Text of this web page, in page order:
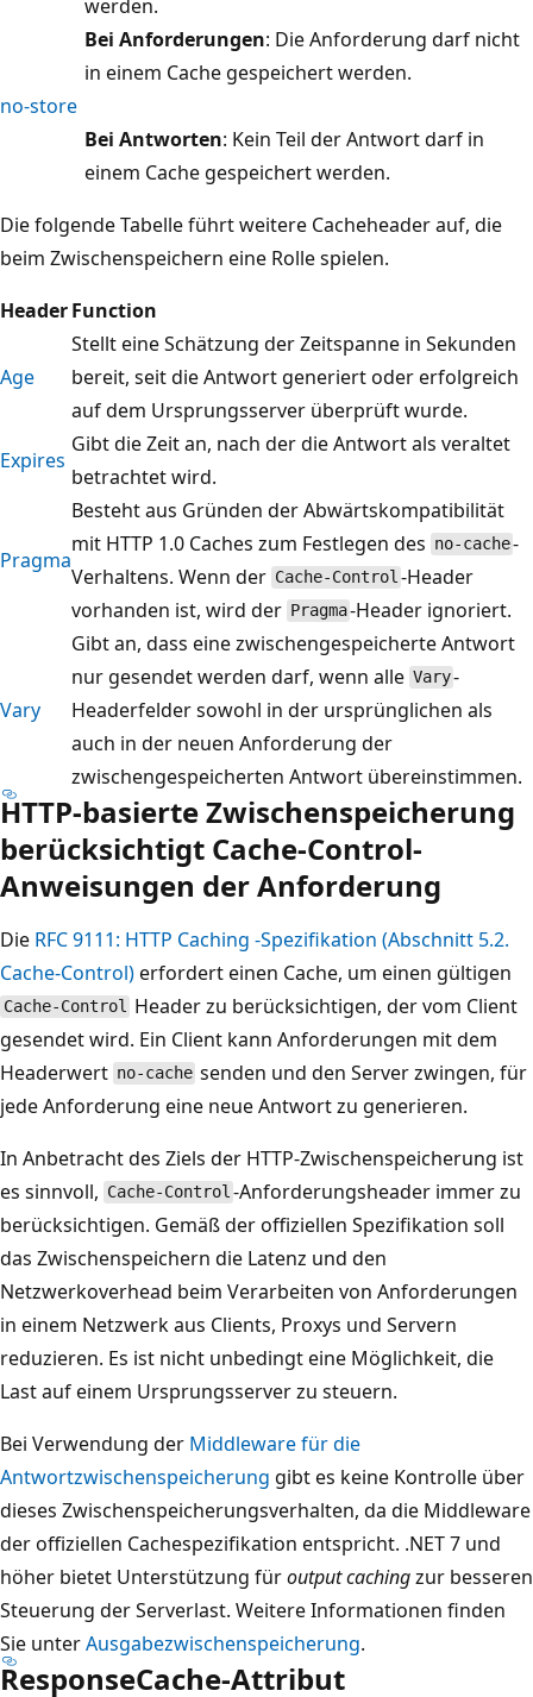
werden.
no-store
Bei Anforderungen: Die Anforderung darf nicht
in einem Cache gespeichert werden.
Bei Antworten: Kein Teil der Antwort darf in
einem Cache gespeichert werden.
Die folgende Tabelle führt weitere Cacheheader auf, die
beim Zwischenspeichern eine Rolle spielen.
HeaderFunction
Age
Stellt eine Schätzung der Zeitspanne in Sekunden
bereit, seit die Antwort generiert oder erfolgreich
auf dem Ursprungsserver überprüft wurde.
Expires
Gibt die Zeit an, nach der die Antwort als veraltet
betrachtet wird.
Pragma
Besteht aus Gründen der Abwärtskompatibilität
mit HTTP 1.0 Caches zum Festlegen des no-cache-
Verhaltens. Wenn der Cache-Control -Header
vorhanden ist, wird der Pragma-Header ignoriert.
Vary
Gibt an, dass eine zwischengespeicherte Antwort
nur gesendet werden darf, wenn alle Vary-
Headerfelder sowohl in der ursprünglichen als
auch in der neuen Anforderung der
zwischengespeicherten Antwort übereinstimmen.
HTTP-basierte Zwischenspeicherung
berücksichtigt Cache-Control-
Anweisungen der Anforderung
Die RFC 9111: HTTP Caching -Spezifikation (Abschnitt 5.2.
Cache-Control)erfordert einen Cache, um einen gültigen
Cache-Control Header zu berücksichtigen, der vom Client
gesendet wird. Ein Client kann Anforderungen mit dem
Headerwert no-cache senden und den Server zwingen, für
jede Anforderung eine neue Antwort zu generieren.
In Anbetracht des Ziels der HTTP-Zwischenspeicherung ist
es sinnvoll, Cache-Control -Anforderungsheader immer zu
berücksichtigen. Gemäß der offiziellen Spezifikation soll
das Zwischenspeichern die Latenz und den
Netzwerkoverhead beim Verarbeiten von Anforderungen
in einem Netzwerk aus Clients, Proxys und Servern
reduzieren. Es ist nicht unbedingt eine Möglichkeit, die
Last auf einem Ursprungsserver zu steuern.
Bei Verwendung der Middleware für die
Antwortzwischenspeicherung gibt es keine Kontrolle über
dieses Zwischenspeicherungsverhalten, da die Middleware
der offiziellen Cachespezifikation entspricht. .NET 7 und
höher bietet Unterstützung füroutput cachingzur besseren
Steuerung der Serverlast. Weitere Informationen finden
Sie unterAusgabezwischenspeicherung.
ResponseCache-Attribut